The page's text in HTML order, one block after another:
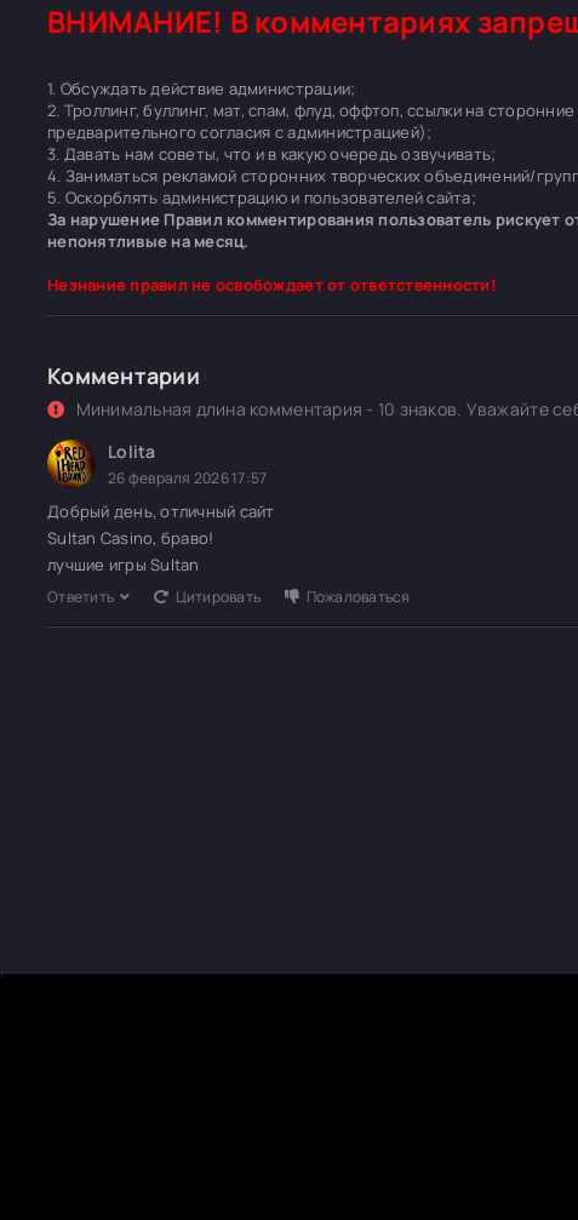
ВНИМАНИЕ! В комментариях
1. Обсуждать действие администрации;
2. Троллинг, буллинг, мат, спам, флуд, оффтоп, ссылки на
предварительного согласия с администрацией);
3. Давать нам советы, что и в какую очередь озвучивать;
4. Заниматься рекламой сторонних творческих объединений/
5. Оскорблять администрацию и пользователей сайта;
За нарушение Правил комментирования пользователь рискует
непонятливые на месяц.
Незнание правил не освобождает от ответственности!
Комментарии
Минимальная длина комментария - 10 знаков. Уважайте
Lolita
26 февраля 2026 17:57
Добрый день, отличный сайт
Sultan Casino, браво!
лучшие игры Sultan
Ответить Цитировать Пожаловаться